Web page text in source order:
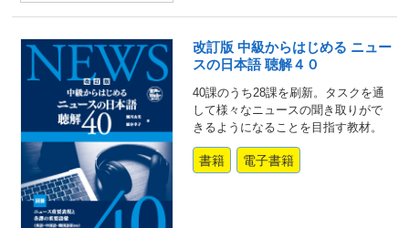
改訂版 中級からはじめる ニュー
スの日本語 聴解４０
40課のうち28課を刷新。タスクを通
して様々なニュースの聞き取りがで
きるようになることを目指す教材。
書籍 電子書籍